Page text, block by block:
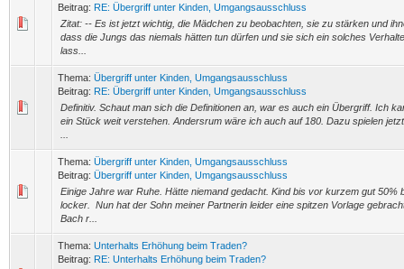
Beitrag: RE: Übergriff unter Kinden, Umgangsausschluss
Zitat: -- Es ist jetzt wichtig, die Mädchen zu beobachten, sie zu stärken und
dass die Jungs das niemals hätten tun dürfen und sie sich ein solches
lass...
Thema: Übergriff unter Kinden, Umgangsausschluss
Beitrag: RE: Übergriff unter Kinden, Umgangsausschluss
Definitiv. Schaut man sich die Definitionen an, war es auch ein Übergriff. Ich
ein Stück weit verstehen. Andersrum wäre ich auch auf 180. Dazu spielen
Thema: Übergriff unter Kinden, Umgangsausschluss
Beitrag: Übergriff unter Kinden, Umgangsausschluss
Einige Jahre war Ruhe. Hätte niemand gedacht. Kind bis vor kurzem gut 50%
locker. Nun hat der Sohn meiner Partnerin leider eine spitzen Vorlage
Bach r...
Thema: Unterhalts Erhöhung beim Traden?
Beitrag: RE: Unterhalts Erhöhung beim Traden?